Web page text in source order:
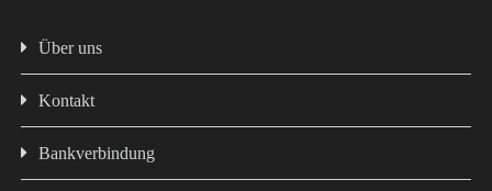
Über uns
Kontakt
Bankverbindung